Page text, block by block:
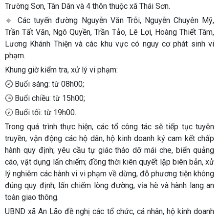
Trường Sơn, Tân Dân và 4 thôn thuộc xã Thái Sơn.
🔹 Các tuyến đường Nguyễn Văn Trỗi, Nguyễn Chuyên Mỹ,
Trần Tất Văn, Ngô Quyền, Trần Tảo, Lê Lợi, Hoàng Thiết Tâm,
Lương Khánh Thiện và các khu vực có nguy cơ phát sinh vi
phạm.
Khung giờ kiểm tra, xử lý vi phạm:
🕗 Buổi sáng: từ 08h00;
🕒 Buổi chiều: từ 15h00;
🕖 Buổi tối: từ 19h00.
Trong quá trình thực hiện, các tổ công tác sẽ tiếp tục tuyên
truyền, vận động các hộ dân, hộ kinh doanh ký cam kết chấp
hành quy định; yêu cầu tự giác tháo dỡ mái che, biển quảng
cáo, vật dụng lấn chiếm; đồng thời kiên quyết lập biên bản, xử
lý nghiêm các hành vi vi phạm về dừng, đỗ phương tiện không
đúng quy định, lấn chiếm lòng đường, vỉa hè và hành lang an
toàn giao thông.
UBND xã An Lão đề nghị các tổ chức, cá nhân, hộ kinh doanh